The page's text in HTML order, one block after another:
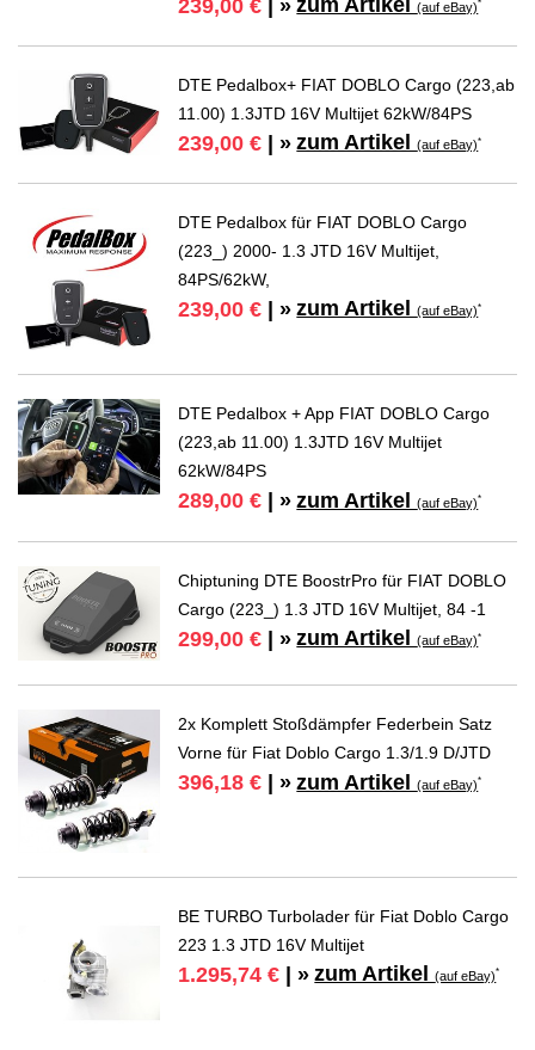
239,00 € | » (auf eBay)*
DTE Pedalbox+ FIAT DOBLO Cargo (223,ab
11.00) 1.3JTD 16V Multijet 62kW/84PS
239,00 € | » zum Artikel(auf eBay)*
DTE Pedalbox für FIAT DOBLO Cargo
(223_) 2000- 1.3 JTD 16V Multijet,
84PS/62kW,
239,00 € | » zum Artikel(auf eBay)*
DTE Pedalbox + App FIAT DOBLO Cargo
(223,ab 11.00) 1.3JTD 16V Multijet
62kW/84PS
289,00 € | » zum Artikel(auf eBay)*
Chiptuning DTE BoostrPro für FIAT DOBLO
Cargo (223_) 1.3 JTD 16V Multijet, 84 -1
299,00 € | » zum Artikel(auf eBay)*
2x Komplett Stoßdämpfer Federbein Satz
Vorne für Fiat Doblo Cargo 1.3/1.9 D/JTD
396,18 € | » zum Artikel(auf eBay)*
BE TURBO Turbolader für Fiat Doblo Cargo
223 1.3 JTD 16V Multijet
1.295,74 € | » zum Artikel(auf eBay)*